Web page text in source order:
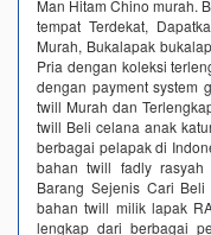
Man Hitam Chino murah.
tempat Terdekat,
Murah, Bukalapak
Pria dengan koleksi
dengan payment system
twill Murah dan
twill Beli celana anak
berbagai pelapak di
bahan twill fadly rasyah
Barang Sejenis Cari
bahan twill milik lapak
lengkap dari berbagai